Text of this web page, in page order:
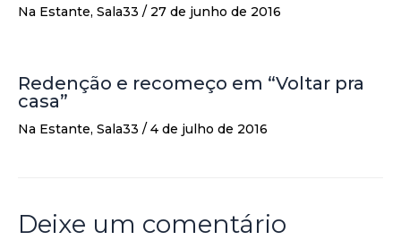
Na Estante, Sala33 / 27 de junho de 2016
Redenção e recomeço em “Voltar pra
casa”
Na Estante, Sala33 / 4 de julho de 2016
Deixe um comentário